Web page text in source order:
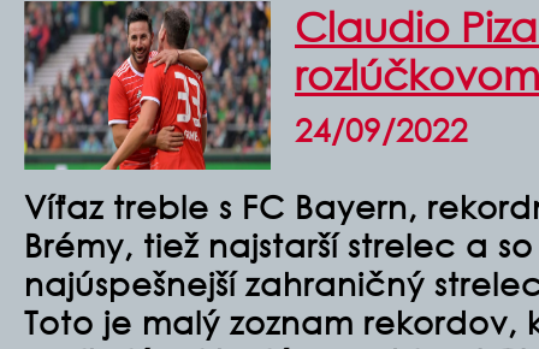
Claudio
24/09/2022
Víťaz treble s FC Bayern,
Brémy, tiež najstarší strelec a
najúspešnejší zahraničný
Toto je malý zoznam rekordov,